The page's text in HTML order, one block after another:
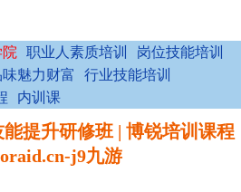
职业人素质培训
岗位技能培训
魅力财富
行业技能培训
内训课
提升研修班 | 博锐培训课程
j9九游